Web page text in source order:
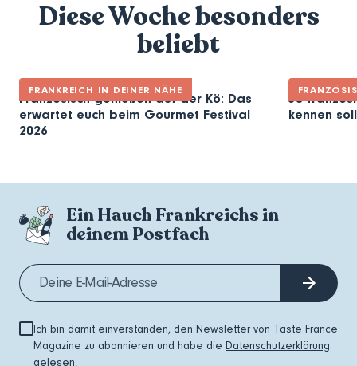
Diese Woche besonders
beliebt
FRANKREICH IN DEINER NÄHE
Französisch genießen auf der Kö: Das
erwartet euch beim Gourmet Festival
2026
30
kennen
Ein Hauch Frankreichs in
deinem Postfach
Ich bin damit einverstanden, den Newsletter von Taste France
Magazine zu abonnieren und habe die Datenschutzerklärung
gelesen.